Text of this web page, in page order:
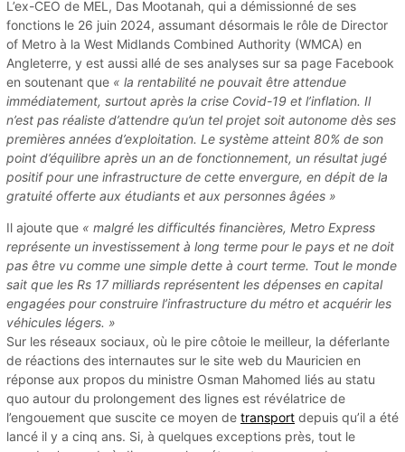
L’ex-CEO de MEL, Das Mootanah, qui a démissionné de ses
fonctions le 26 juin 2024, assumant désormais le rôle de Director
of Metro à la West Midlands Combined Authority (WMCA) en
Angleterre, y est aussi allé de ses analyses sur sa page Facebook
en soutenant que « la rentabilité ne pouvait être attendue
immédiatement, surtout après la crise Covid-19 et l’inflation. Il
n’est pas réaliste d’attendre qu’un tel projet soit autonome dès ses
premières années d’exploitation. Le système atteint 80% de son
point d’équilibre après un an de fonctionnement, un résultat jugé
positif pour une infrastructure de cette envergure, en dépit de la
gratuité offerte aux étudiants et aux personnes âgées »
Il ajoute que « malgré les difficultés financières, Metro Express
représente un investissement à long terme pour le pays et ne doit
pas être vu comme une simple dette à court terme. Tout le monde
sait que les Rs 17 milliards représentent les dépenses en capital
engagées pour construire l’infrastructure du métro et acquérir les
véhicules légers. »
Sur les réseaux sociaux, où le pire côtoie le meilleur, la déferlante
de réactions des internautes sur le site web du Mauricien en
réponse aux propos du ministre Osman Mahomed liés au statu
quo autour du prolongement des lignes est révélatrice de
l’engouement que suscite ce moyen de transport depuis qu’il a été
lancé il y a cinq ans. Si, à quelques exceptions près, tout le